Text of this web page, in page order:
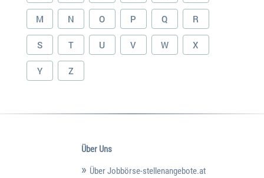
M N O P Q R
S T U V W X
Y Z
Über Uns
Über Jobbörse-stellenangebote.at